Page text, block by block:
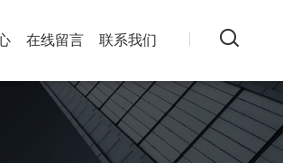
在线留言 联系我们